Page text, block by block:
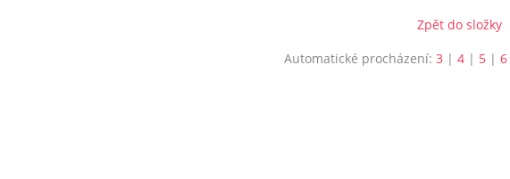
Zpět do složky
Automatické procházení: 3 | 4| 5| 6